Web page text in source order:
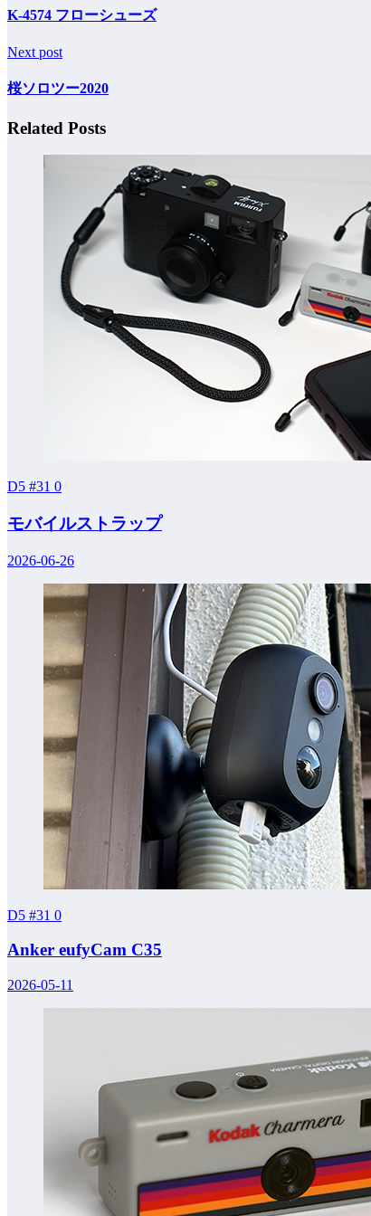
K-4574 フローシューズ
Next post
桜ソロツー2020
Related Posts
D5 #31 0
モバイルストラップ
2026-06-26
D5 #31 0
Anker eufyCam C35
2026-05-11